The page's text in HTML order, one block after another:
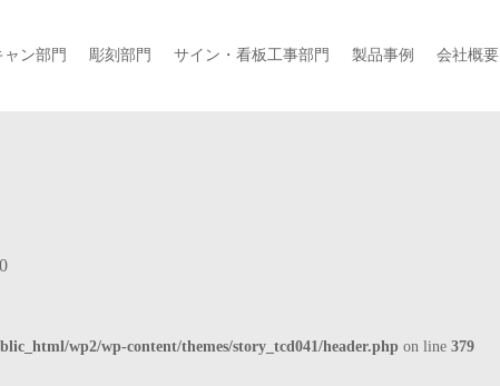
ャン部門 彫刻部門 サイン・看板工事部門 製品事例 会社概要
wp2/wp-content/themes/story_tcd041/header.phpon line 379